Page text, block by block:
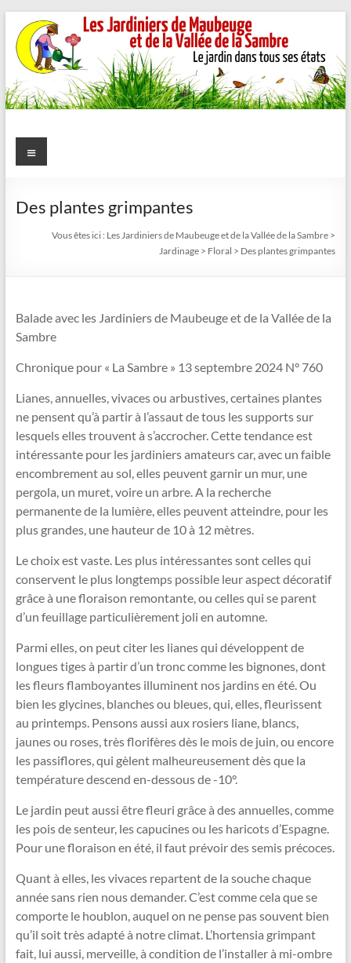
au
contenu
Les
de
Maubeuge
la
la
Sambre
tous
états
!
Menu
Des plantes grimpantes
Vous êtes ici : Les Jardiniers de Maubeuge et de la Vallée de la Sambre >
Jardinage > Floral > Des plantes grimpantes
Balade avec les Jardiniers de Maubeuge et de la Vallée de la
Sambre
Chronique pour « La Sambre » 13 septembre 2024 N° 760
Lianes, annuelles, vivaces ou arbustives, certaines plantes
ne pensent qu’à partir à l’assaut de tous les supports sur
lesquels elles trouvent à s’accrocher. Cette tendance est
intéressante pour les jardiniers amateurs car, avec un faible
encombrement au sol, elles peuvent garnir un mur, une
pergola, un muret, voire un arbre. A la recherche
permanente de la lumière, elles peuvent atteindre, pour les
plus grandes, une hauteur de 10 à 12 mètres.
Le choix est vaste. Les plus intéressantes sont celles qui
conservent le plus longtemps possible leur aspect décoratif
grâce à une floraison remontante, ou celles qui se parent
d’un feuillage particulièrement joli en automne.
Parmi elles, on peut citer les lianes qui développent de
longues tiges à partir d’un tronc comme les bignones, dont
les fleurs flamboyantes illuminent nos jardins en été. Ou
bien les glycines, blanches ou bleues, qui, elles, fleurissent
au printemps. Pensons aussi aux rosiers liane, blancs,
jaunes ou roses, très florifères dès le mois de juin, ou encore
les passiflores, qui gèlent malheureusement dès que la
température descend en-dessous de -10°.
Le jardin peut aussi être fleuri grâce à des annuelles, comme
les pois de senteur, les capucines ou les haricots d’Espagne.
Pour une floraison en été, il faut prévoir des semis précoces.
Quant à elles, les vivaces repartent de la souche chaque
année sans rien nous demander. C’est comme cela que se
comporte le houblon, auquel on ne pense pas souvent bien
qu’il soit très adapté à notre climat. L’hortensia grimpant
fait, lui aussi, merveille, à condition de l’installer à mi-ombre